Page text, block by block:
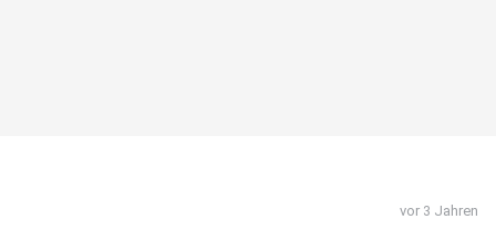
vor 3 Jahren